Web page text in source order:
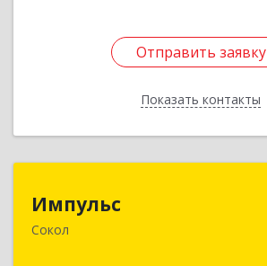
Отправить заявку
Показать контакты
Отправить заявку
Назад
Импульс
Сокол